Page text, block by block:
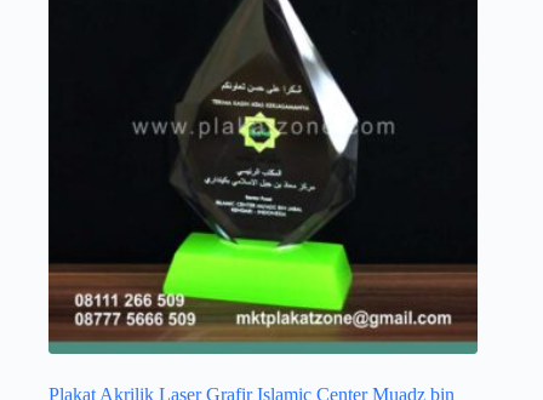
Plakat Akrilik Laser Grafir Islamic Center Muadz bin